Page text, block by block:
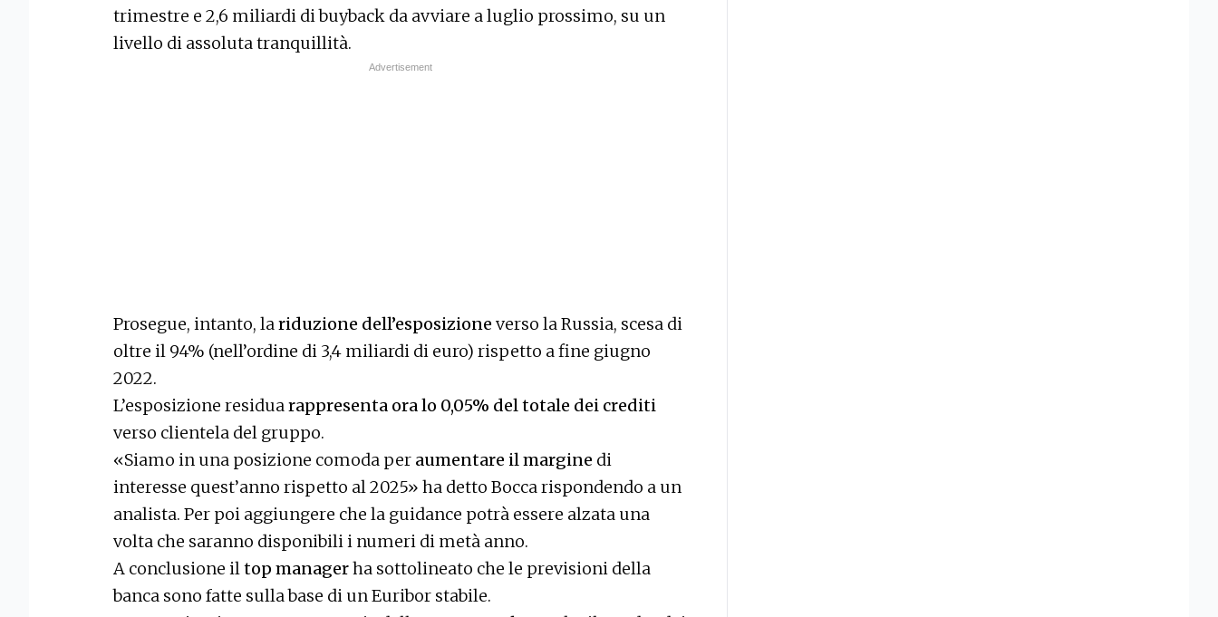
trimestre e 2,6 miliardi di buyback da avviare a luglio prossimo, su un
livello di assoluta tranquillità.
Prosegue, intanto, lariduzione dell’esposizione verso la Russia, scesa di
oltre il 94% (nell’ordine di 3,4 miliardi di euro) rispetto a fine giugno
2022.
L’esposizione residuarappresenta ora lo 0,05% del totale dei crediti
verso clientela del gruppo.
«Siamo in una posizione comoda per aumentare il margine di
interesse quest’anno rispetto al 2025» ha detto Bocca rispondendo a un
analista. Per poi aggiungere che la guidance potrà essere alzata una
volta che saranno disponibili i numeri di metà anno.
A conclusione iltop managerha sottolineato che le previsioni della
banca sono fatte sulla base di un Euribor stabile.